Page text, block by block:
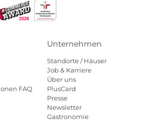
FAQ
Unternehmen
Standorte / Häuser
Job & Karriere
Über uns
PlusCard
Presse
Newsletter
Gastronomie